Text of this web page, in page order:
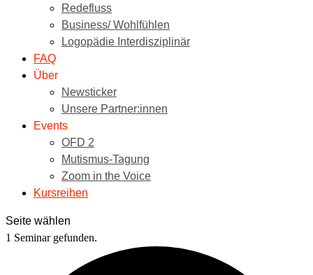
Redefluss
Business/ Wohlfühlen
Logopädie Interdisziplinär
FAQ
Über
Newsticker
Unsere Partner:innen
Events
OFD 2
Mutismus-Tagung
Zoom in the Voice
Kursreihen
Seite wählen
1 Seminar gefunden.